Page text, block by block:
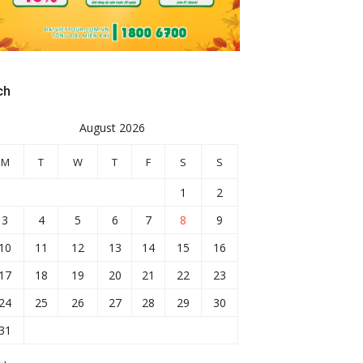
August 2026
M T W T F S S
1
2
3
4 5 6 7 8
9
11 12 13 14 15
16
18 19 20 21 22
23
25 26 27 28 29
30